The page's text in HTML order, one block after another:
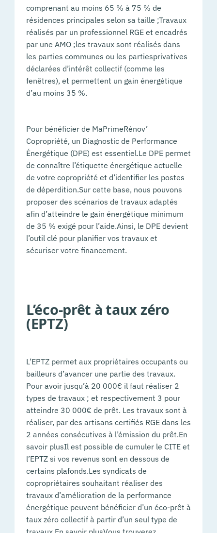
comprenant au moins 65 % à 75 % de
résidences principales selon sa taille ;Travaux
réalisés par un professionnel RGE et encadrés
par une AMO ;les travaux sont réalisés dans
les parties communes ou les partiesprivatives
déclarées d’intérêt collectif (comme les
fenêtres), et permettent un gain énergétique
d’au moins 35 %.
Pour bénéficier de MaPrimeRénov’
Copropriété, un Diagnostic de Performance
Énergétique (DPE) est essentiel. Le DPE permet
de connaître l’étiquette énergétique actuelle
de votre copropriété et d’identifier les postes
de déperdition.Sur cette base, nous pouvons
proposer des scénarios de travaux adaptés
afin d’atteindre le gain énergétique minimum
de 35 % exigé pour l’aide. Ainsi, le DPE devient
l’outil clé pour planifier vos travaux et
sécuriser votre financement.
L’éco-prêt à taux zéro
(EPTZ)
L’EPTZ permet aux propriétaires occupants ou
bailleurs d’avancer une partie des travaux.
Pour avoir jusqu’à 20 000€ il faut réaliser 2
types de travaux ; et respectivement 3 pour
atteindre 30 000€ de prêt. Les travaux sont à
réaliser, par des artisans certifiés RGE dans les
2 années consécutives à l’émission du prêt.En
savoir plusIl est possible de cumuler le CITE et
l’EPTZ si vos revenus sont en dessous de
certains plafonds.Les syndicats de
copropriétaires souhaitant réaliser des
travaux d’amélioration de la performance
énergétique peuvent bénéficier d’un éco-prêt à
taux zéro collectif à partir d’un seul type de